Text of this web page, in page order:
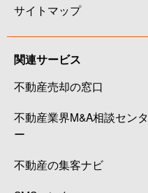
サイトマップ
関連サービス
不動産売却の窓口
不動産業界M&A相談センタ
ー
不動産の集客ナビ